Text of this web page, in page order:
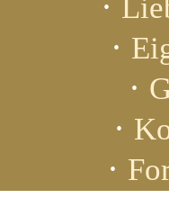
·
·
·
·